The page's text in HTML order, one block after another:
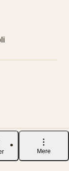
Mere